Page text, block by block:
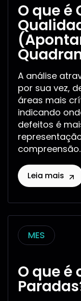
O que é
A análise
por sua vez,
áreas mais
indicando
defeitos é
Leia mais
MES
O que é